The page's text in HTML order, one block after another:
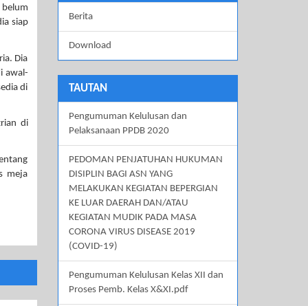
siap
Dia
awal-
di
di
meja
Berita
Download
TAUTAN
Pengumuman Kelulusan dan
Pelaksanaan PPDB 2020
PEDOMAN PENJATUHAN HUKUMAN
DISIPLIN BAGI ASN YANG
MELAKUKAN KEGIATAN BEPERGIAN
KE LUAR DAERAH DAN/ATAU
KEGIATAN MUDIK PADA MASA
CORONA VIRUS DISEASE 2019
(COVID-19)
Pengumuman Kelulusan Kelas XII dan
Proses Pemb. Kelas X&XI.pdf